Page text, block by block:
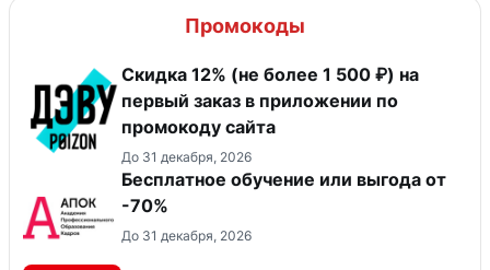
Промокоды
Скидка 12% (не более 1 500 ₽) на
первый заказ в приложении по
промокоду сайта
До 31 декабря, 2026
Бесплатное обучение или выгода от
-70%
До 31 декабря, 2026